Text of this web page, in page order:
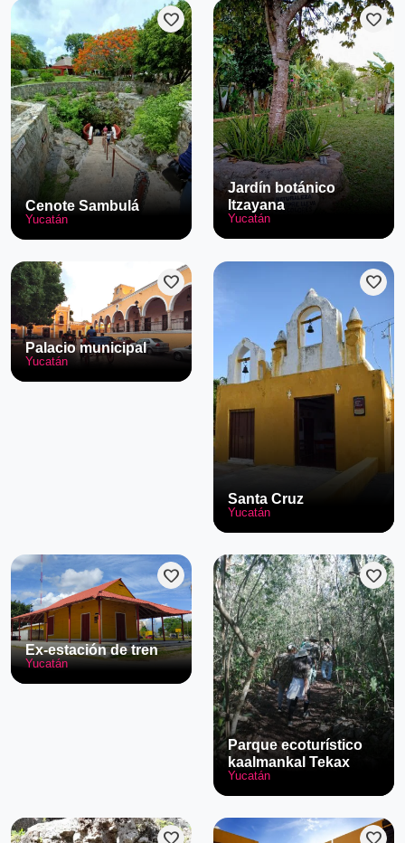
favorite
Cenote Sambulá
Yucatán
favorite
Jardín botánico
Itzayana
Yucatán
favorite
Palacio municipal
Yucatán
favorite
Santa Cruz
Yucatán
favorite
Ex-estación de tren
Yucatán
favorite
Parque ecoturístico
kaalmankal Tekax
Yucatán